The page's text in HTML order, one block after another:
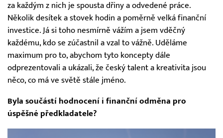
za každým z nich je spousta dřiny a odvedené práce.
Několik desítek a stovek hodin a poměrně velká finanční
investice. Já si toho nesmírně vážím a jsem vděčný
každému, kdo se zúčastnil a vzal to vážně. Uděláme
maximum pro to, abychom tyto koncepty dále
odprezentovali a ukázali, že český talent a kreativita jsou
něco, co má ve světě stále jméno.
Byla součástí hodnocení i finanční odměna pro
úspěšné předkladatele?